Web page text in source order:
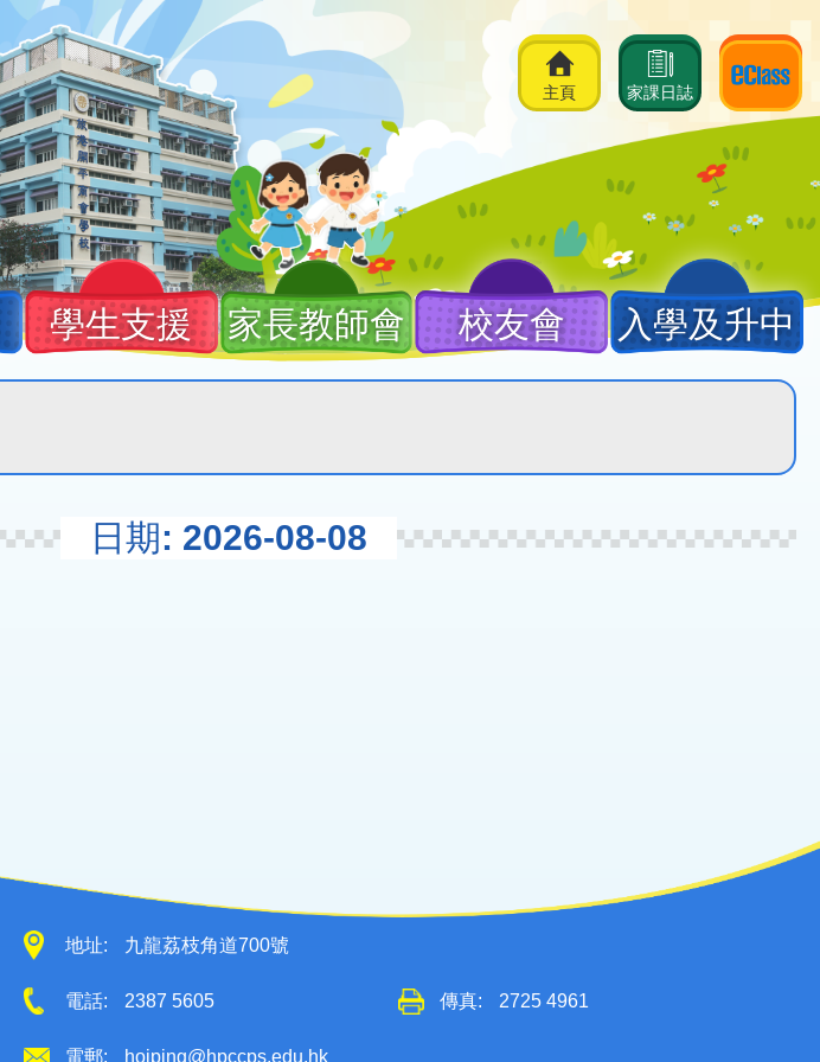
家課日誌
主頁
學生支援 家長教師會 校友會 入學及升中
日期: 2026-08-08
地址: 九龍荔枝角道700號
電話: 2387 5605 傳真: 2725 4961
電郵: hoiping@hpccps.edu.hk